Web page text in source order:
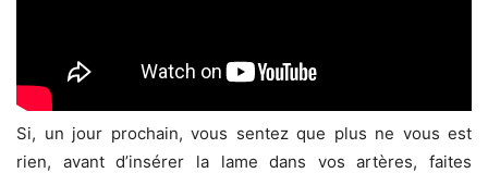
Si, un jour prochain, vous sentez que plus ne vous est
rien, avant d’insérer la lame dans vos artères, faites